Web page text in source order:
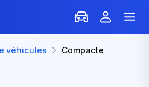
véhicules Compacte